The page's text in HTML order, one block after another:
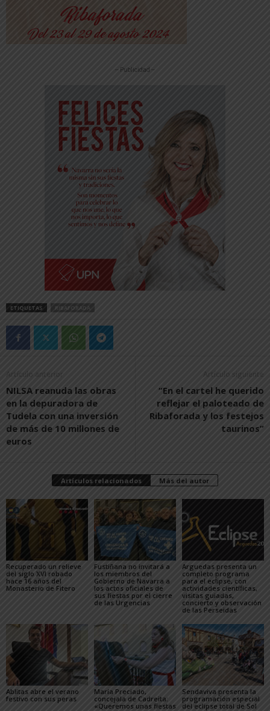
-- Publicidad --
ETIQUETAS RIBAFORADA
Artículo anterior
NILSA reanuda las obras
en la depuradora de
Tudela con una inversión
de más de 10 millones de
euros
Artículo siguiente
“En el cartel he querido
reflejar el paloteado de
Ribaforada y los festejos
taurinos”
Artículos relacionados Más del autor
Recuperado un relieve
del siglo XVI robado
hace 16 años del
Monasterio de Fitero
Fustiñana no invitará a
los miembros del
Gobierno de Navarra a
los actos oficiales de
sus fiestas por el cierre
de las Urgencias
Arguedas presenta un
completo programa
para el eclipse, con
actividades científicas,
visitas guiadas,
concierto y observación
de las Perseidas
Ablitas abre el verano
festivo con sus peras
María Preciado,
concejala de Cadreita:
«Queremos unas fiestas
Sendaviva presenta la
programación especial
del eclipse total de Sol